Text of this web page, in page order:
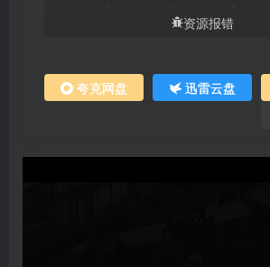
资源报错
夸克网盘 迅雷云盘